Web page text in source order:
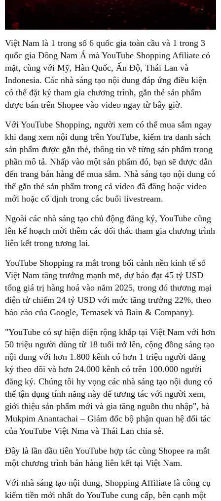
Việt Nam là 1 trong số 6 quốc gia toàn cầu và 1 trong 3
quốc gia Đông Nam Á mà YouTube Shopping Afiliate có
mặt, cùng với Mỹ, Hàn Quốc, Ấn Độ, Thái Lan và
Indonesia. Các nhà sáng tạo nội dung đáp ứng điều kiện
có thể đặt ký tham gia chương trình, gắn thẻ sản phẩm
được bán trên Shopee vào video ngay từ bây giờ.
Với YouTube Shopping, người xem có thể mua sắm ngay
khi đang xem nội dung trên YouTube, kiểm tra danh sách
sản phẩm được gắn thẻ, thông tin về từng sản phẩm trong
phần mô tả. Nhấp vào một sản phẩm đó, bạn sẽ được dẫn
đến trang bán hàng để mua sắm. Nhà sáng tạo nội dung có
thể gắn thẻ sản phẩm trong cả video đã đăng hoặc video
mới hoặc cố định trong các buổi livestream.
Ngoài các nhà sáng tạo chủ động đăng ký, YouTube cũng
lên kế hoạch mời thêm các đối thác tham gia chương trình
liên kết trong tương lai.
YouTube Shopping ra mắt trong bối cảnh nền kinh tế số
Việt Nam tăng trưởng mạnh mẽ, dự báo đạt 45 tỷ USD
tổng giá trị hàng hoá vào năm 2025, trong đó thương mại
điện tử chiếm 24 tỷ USD với mức tăng trưởng 22%, theo
báo cáo của Google, Temasek và Bain & Company).
"YouTube có sự hiện diện rộng khắp tại Việt Nam với hơn
50 triệu người dùng từ 18 tuổi trở lên, cộng đồng sáng tạo
nội dung với hơn 1.800 kênh có hơn 1 triệu người đăng
ký theo dõi và hơn 24.000 kênh có trên 100.000 người
đăng ký. Chúng tôi hy vọng các nhà sáng tạo nội dung có
thể tận dụng tính năng này để tương tác với người xem,
giới thiệu sản phẩm mới và gia tăng nguồn thu nhập", bà
Mukpim Anantachai – Giám đốc bộ phận quan hệ đối tác
của YouTube Việt Nma và Thái Lan chia sẻ.
Đây là lần đầu tiên YouTube hợp tác cùng Shopee ra mắt
một chương trình bán hàng liên kết tại Việt Nam.
Với nhà sáng tạo nội dung, Shopping Affiliate là công cụ
kiếm tiền mới nhất do YouTube cung cấp, bên cạnh một